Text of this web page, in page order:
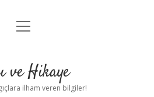
Anasayfa
Yasal Uyarı
menüyü
ve Hikaye
ilham veren bilgiler!